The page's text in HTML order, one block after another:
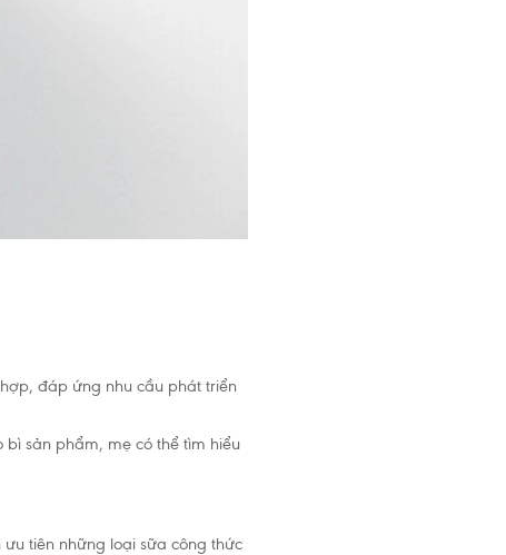
đáp ứng nhu cầu phát triển
sản phẩm, mẹ có thể tìm hiểu
tiên những loại sữa công thức